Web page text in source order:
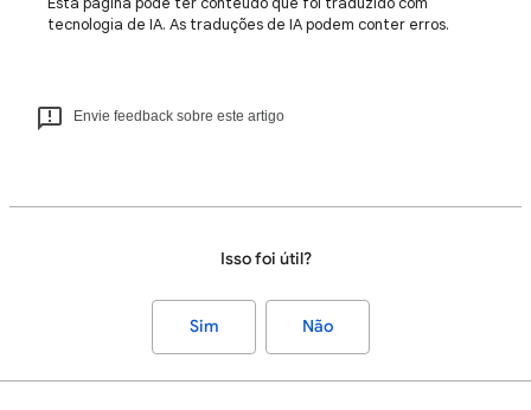
tecnologia de IA. As traduções de IA podem conter erros.
Envie feedback sobre este artigo
Isso foi útil?
Sim Não